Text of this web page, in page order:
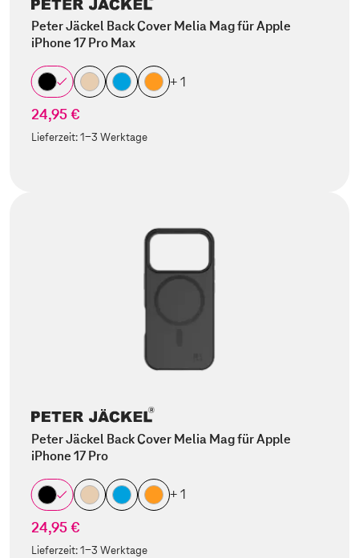
Peter Jäckel Back Cover Melia Mag für Apple
iPhone 17 Pro Max
+ 1
24,95 €
Lieferzeit:1-3 Werktage
Peter Jäckel Back Cover Melia Mag für Apple
iPhone 17 Pro
+ 1
24,95 €
Lieferzeit:1-3 Werktage